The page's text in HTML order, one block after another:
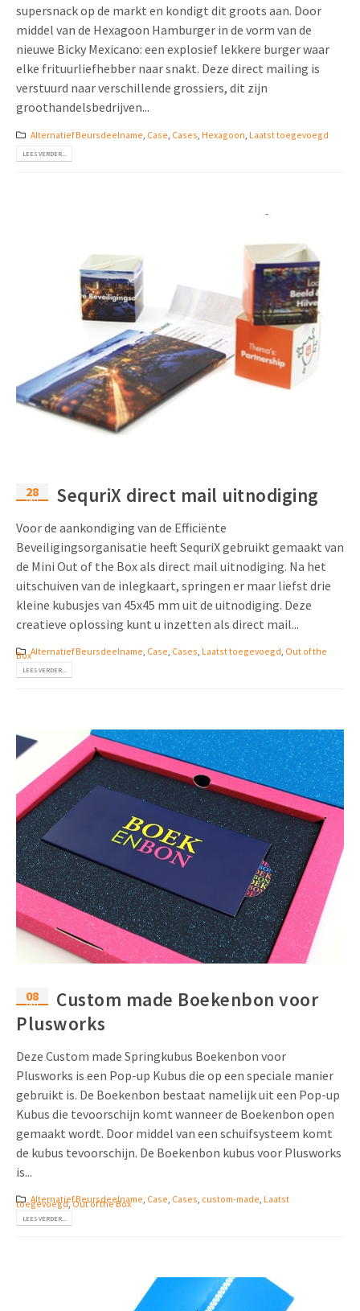
supersnack op de markt en kondigt dit groots aan. Door
middel van de Hexagoon Hamburger in de vorm van de
nieuwe Bicky Mexicano: een explosief lekkere burger waar
elke frituurliefhebber naar snakt. Deze direct mailing is
verstuurd naar verschillende grossiers, dit zijn
groothandelsbedrijven...
Alternatief Beursdeelname Case Cases Hexagoon Laatst toegevoegd
LEES VERDER...
28
jan SequriX direct mail uitnodiging
Voor de aankondiging van de Efficiënte
Beveiligingsorganisatie heeft SequriX gebruikt gemaakt van
de Mini Out of the Box als direct mail uitnodiging. Na het
uitschuiven van de inlegkaart, springen er maar liefst drie
kleine kubusjes van 45x45 mm uit de uitnodiging. Deze
creatieve oplossing kunt u inzetten als direct mail...
Alternatief Beursdeelname Case Cases Laatst toegevoegd Out of the
Box
LEES VERDER...
08
jan
Custom made Boekenbon voor
Plusworks
Deze Custom made Springkubus Boekenbon voor
Plusworks is een Pop-up Kubus die op een speciale manier
gebruikt is. De Boekenbon bestaat namelijk uit een Pop-up
Kubus die tevoorschijn komt wanneer de Boekenbon open
gemaakt wordt. Door middel van een schuifsysteem komt
de kubus tevoorschijn. De Boekenbon kubus voor Plusworks
is...
Alternatief Beursdeelname, Case, Cases, custom-made, Laatst
toegevoegd,Out of the Box
LEES VERDER...